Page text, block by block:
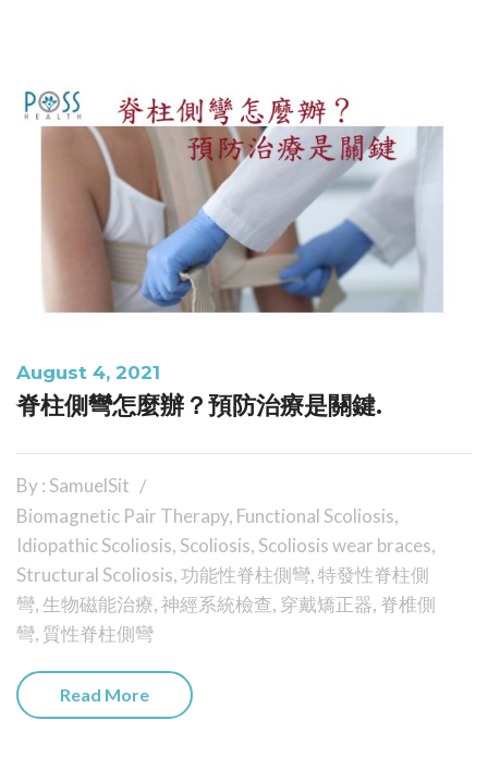
August 4, 2021
脊柱側彎怎麼辦？預防治療是關鍵.
By : SamuelSit
Biomagnetic Pair Therapy, Functional Scoliosis,
Idiopathic Scoliosis, Scoliosis, Scoliosis wear braces,
Structural Scoliosis,功能性脊柱側彎,特發性脊柱側
彎, 生物磁能治療,神經系統檢查, 穿戴矯正器, 脊椎側
彎, 質性脊柱側彎
Read More